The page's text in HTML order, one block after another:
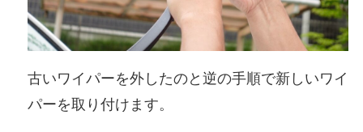
古いワイパーを外したのと逆の手順で新しいワイ
パーを取り付けます。